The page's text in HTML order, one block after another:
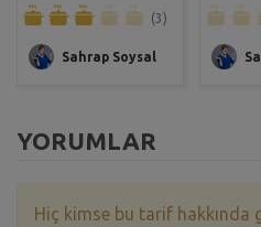
(3)
Sahrap Soysal
YORUMLAR
Hiç kimse bu tarif hakkında